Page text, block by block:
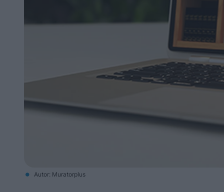
Autor: Muratorplus